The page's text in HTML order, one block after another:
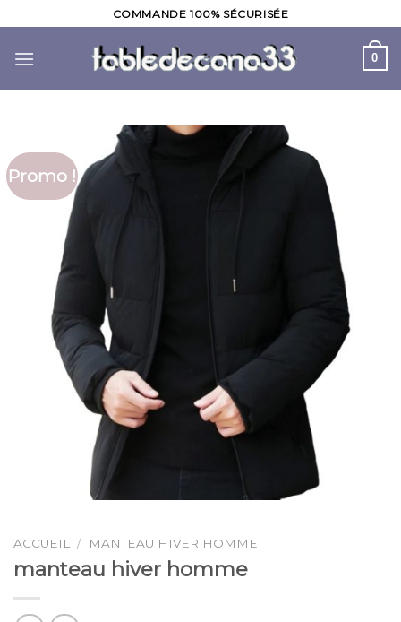
to
content
COMMANDE 100% SÉCURISÉE
0
Promo !
ACCUEIL / MANTEAU HIVER HOMME
manteau hiver homme